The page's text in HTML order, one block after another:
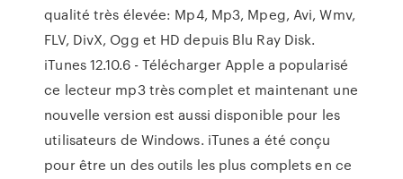
qualité très élevée: Mp4, Mp3, Mpeg, Avi, Wmv,
FLV, DivX, Ogg et HD depuis Blu Ray Disk.
iTunes 12.10.6 - Télécharger Apple a popularisé
ce lecteur mp3 très complet et maintenant une
nouvelle version est aussi disponible pour les
utilisateurs de Windows. iTunes a été conçu
pour être un des outils les plus complets en ce